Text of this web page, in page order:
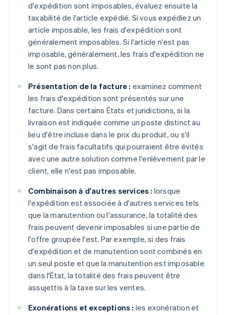
d'expédition sont imposables, évaluez ensuite la
taxabilité de l'article expédié. Si vous expédiez un
article imposable, les frais d'expédition sont
généralement imposables. Si l'article n'est pas
imposable, généralement, les frais d'expédition ne
le sont pas non plus.
Présentation de la facture : examinez comment
les frais d'expédition sont présentés sur une
facture. Dans certains États et juridictions, si la
livraison est indiquée comme un poste distinct au
lieu d'être incluse dans le prix du produit, ou s'il
s'agit de frais facultatifs qui pourraient être évités
avec une autre solution comme l'enlèvement par le
client, elle n'est pas imposable.
Combinaison à d'autres services : lorsque
l'expédition est associée à d'autres services tels
que la manutention ou l'assurance, la totalité des
frais peuvent devenir imposables si une partie de
l'offre groupée l'est. Par exemple, si des frais
d'expédition et de manutention sont combinés en
un seul poste et que la manutention est imposable
dans l'État, la totalité des frais peuvent être
assujettis à la taxe sur les ventes.
Exonérations et exceptions : les exonération et